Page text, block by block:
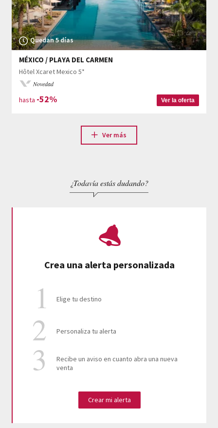
Quedan 5 días
MÉXICO / PLAYA DEL CARMEN
Hôtel Xcaret Mexico 5*
Novedad
hasta -52% Ver la oferta
Ver más
¿Todavía estás dudando?
Crea una alerta personalizada
Elige tu destino
Personaliza tu alerta
Recibe un aviso en cuanto abra una nueva
venta
Crear mi alerta